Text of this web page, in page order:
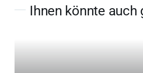
Ihnen könnte auch